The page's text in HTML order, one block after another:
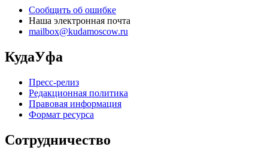
Сообщить об ошибке
Наша электронная почта
mailbox@kudamoscow.ru
КудаУфа
Пресс-релиз
Редакционная политика
Правовая информация
Формат ресурса
Сотрудничество